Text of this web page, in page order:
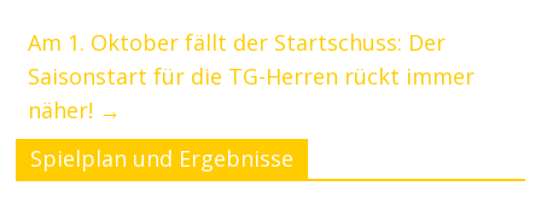
Am 1. Oktober fällt der Startschuss: Der
Saisonstart für die TG-Herren rückt immer
näher! →
Spielplan und Ergebnisse